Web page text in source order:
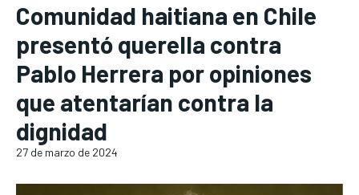
Comunidad haitiana en Chile
presentó querella contra
Pablo Herrera por opiniones
que atentarían contra la
dignidad
27 de marzo de 2024